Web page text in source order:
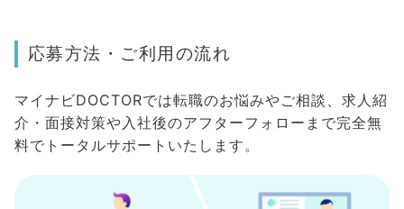
応募方法・ご利用の流れ
マイナビDOCTORでは転職のお悩みやご相談、求人紹
介・面接対策や入社後のアフターフォローまで完全無
料でトータルサポートいたします。